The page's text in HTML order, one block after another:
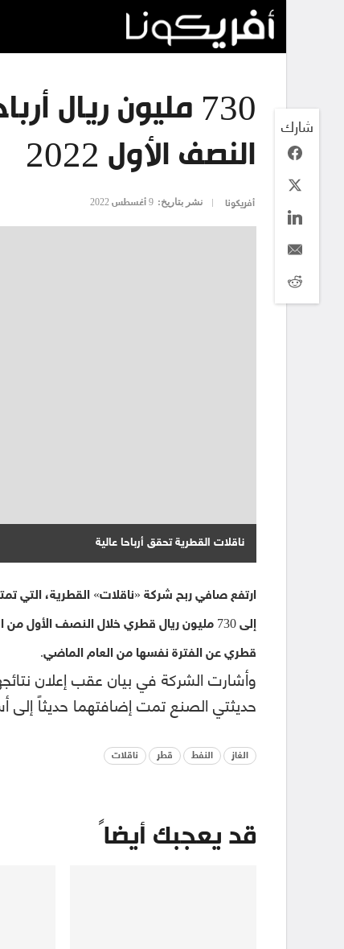
730 مليون ريال
النصف الأول 2022
أفريكونا نشر بتاريخ: 9 أغسطس 2022
ناقلات القطرية تحقق أرباحا عالية
شارك
قطري عن الفترة نفسها من العام الماضي.
وأشارت الشركة في بيان عقب إعلان
حديثتي الصنع تمت إضافتهما حديثاً إلى
الغاز النفط قطر ناقلات
قد يعجبك أيضاً